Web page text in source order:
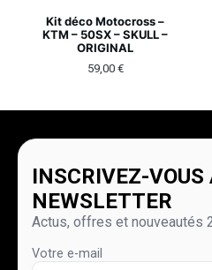
Kit déco Motocross –
KTM – 50SX – SKULL –
ORIGINAL
59,00 €
INSCRIVEZ-VOUS
NEWSLETTER
Actus, offres et nouveautés
Votre e-mail